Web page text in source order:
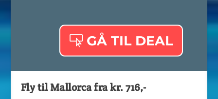
GÅ TIL DEAL
Fly til Mallorca fra kr. 716,-